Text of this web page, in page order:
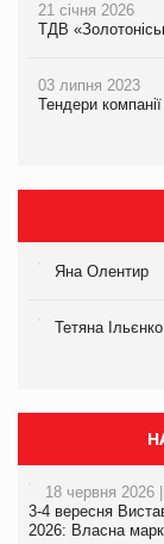
21 січня 2026
ТДВ
03 липня 2023
Тендери компанії
Яна Олентир
Тетяна Ільєнко
18 червня 2026 |
3-4 вересня
2026: Власна